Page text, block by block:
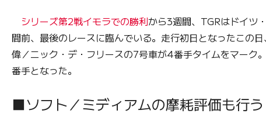
シリーズ第2戦イモラでの勝利から3週間、TGRはドイツ
間前、最後のレースに臨んでいる。走行初日となったこの
偉／ニック・デ・フリースの7号車が4番手タイムをマーク
番手となった。
■ソフト／ミディアムの摩耗評価も行う